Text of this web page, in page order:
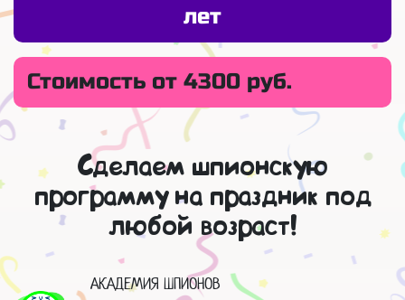
лет
Стоимость от 4300 руб.
Сделаем шпионскую
программу на праздник под
любой возраст!
АКАДЕМИЯ ШПИОНОВ